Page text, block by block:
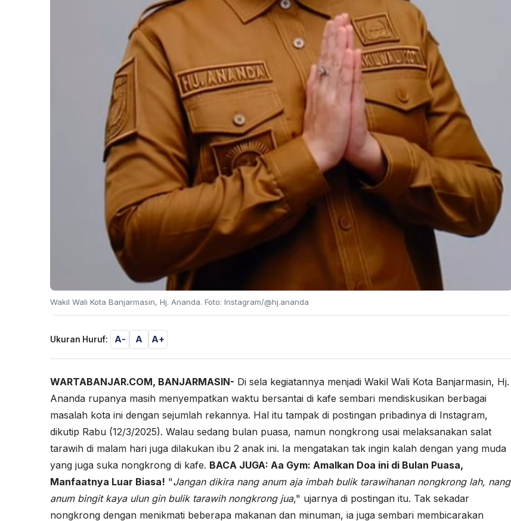
Wakil Wali Kota Banjarmasin, Hj. Ananda. Foto: Instagram/@hj.ananda
Ukuran Huruf: A- A A+
WARTABANJAR.COM, BANJARMASIN- Di sela kegiatannya menjadi Wakil Wali Kota Banjarmasin, Hj.
Ananda rupanya masih menyempatkan waktu bersantai di kafe sembari mendiskusikan berbagai
masalah kota ini dengan sejumlah rekannya. Hal itu tampak di postingan pribadinya di Instagram,
dikutip Rabu (12/3/2025). Walau sedang bulan puasa, namun nongkrong usai melaksanakan salat
tarawih di malam hari juga dilakukan ibu 2 anak ini. Ia mengatakan tak ingin kalah dengan yang muda
yang juga suka nongkrong di kafe. BACA JUGA: Aa Gym: Amalkan Doa ini di Bulan Puasa,
Manfaatnya Luar Biasa! "Jangan dikira nang anum aja imbah bulik tarawihanan nongkrong lah, nang
anum bingit kaya ulun gin bulik tarawih nongkrong jua," ujarnya di postingan itu. Tak sekadar
nongkrong dengan menikmati beberapa makanan dan minuman, ia juga sembari membicarakan